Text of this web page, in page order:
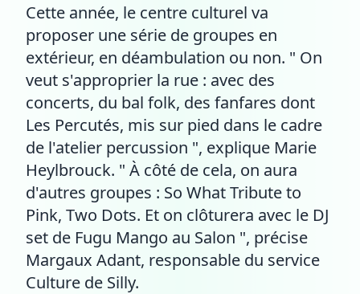
Cette année, le centre culturel va
proposer une série de groupes en
extérieur, en déambulation ou non. " On
veut s'approprier la rue : avec des
concerts, du bal folk, des fanfares dont
Les Percutés, mis sur pied dans le cadre
de l'atelier percussion ", explique Marie
Heylbrouck. " À côté de cela, on aura
d'autres groupes : So What Tribute to
Pink, Two Dots. Et on clôturera avec le DJ
set de Fugu Mango au Salon ", précise
Margaux Adant, responsable du service
Culture de Silly.